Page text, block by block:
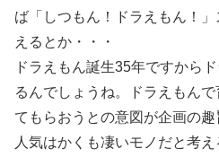
ば「しつもん！ドラえもん！
えるとか・・・
ドラえもん誕生35年ですから
るんでしょうね。ドラえもん
てもらおうとの意図が企画の
人気はかくも凄いモノだと考